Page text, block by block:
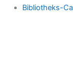
Bibliotheks-